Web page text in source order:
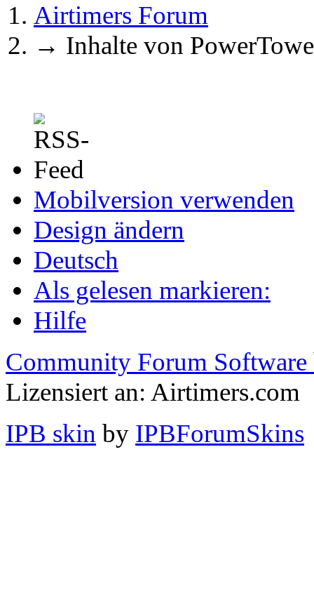
Airtimers Forum
→ Inhalte von
Mobilversion verwenden
Design ändern
Deutsch
Als gelesen markieren:
Hilfe
Community Forum Software
Lizensiert an: Airtimers.com
IPB skin by IPBForumSkins